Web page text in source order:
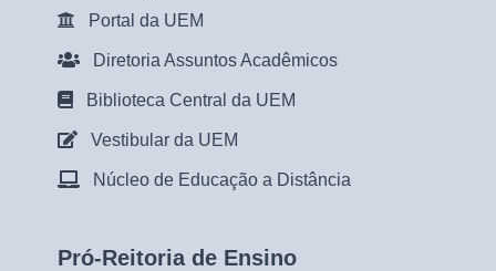
Portal da UEM
Diretoria Assuntos Acadêmicos
Biblioteca Central da UEM
Vestibular da UEM
Núcleo de Educação a Distância
Pró-Reitoria de Ensino